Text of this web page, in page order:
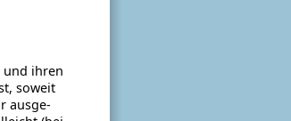
und ihren
soweit
aus­ge­